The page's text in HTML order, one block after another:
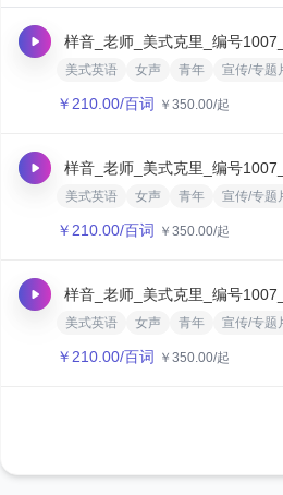
样音_老师_美式克里_编号
美式英语 女声 青年 宣传/专题
￥ 210.00/百词 ￥ 350.00/起
样音_老师_美式克里_编号
美式英语 女声 青年 宣传/专题
￥ 210.00/百词 ￥ 350.00/起
样音_老师_美式克里_编号
美式英语 女声 青年 宣传/专题
￥ 210.00/百词 ￥ 350.00/起